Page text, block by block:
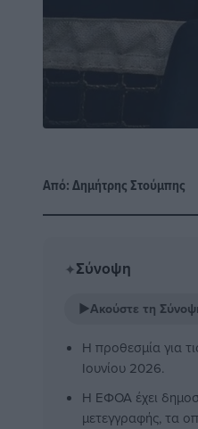
Από:Δημήτρης Στούμπης
✦Σύνοψη
▶Ακούστε τη
Η προθεσμία για
Ιουνίου 2026.
Η ΕΦΟΑ έχει
μετεγγραφής, τα